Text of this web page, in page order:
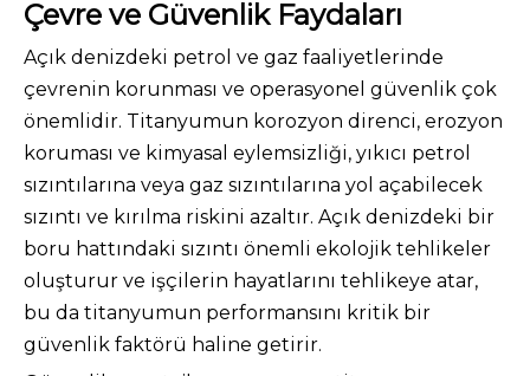
Çevre ve Güvenlik Faydaları
Açık denizdeki petrol ve gaz faaliyetlerinde
çevrenin korunması ve operasyonel güvenlik çok
önemlidir. Titanyumun korozyon direnci, erozyon
koruması ve kimyasal eylemsizliği, yıkıcı petrol
sızıntılarına veya gaz sızıntılarına yol açabilecek
sızıntı ve kırılma riskini azaltır. Açık denizdeki bir
boru hattındaki sızıntı önemli ekolojik tehlikeler
oluşturur ve işçilerin hayatlarını tehlikeye atar,
bu da titanyumun performansını kritik bir
güvenlik faktörü haline getirir.